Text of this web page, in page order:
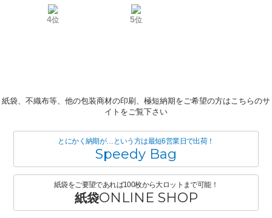
4位 5位
紙袋、不織布等、他の包装商材の印刷、極短納期をご希望の方はこちらのサ
イトをご覧下さい
とにかく納期が…という方は最短6営業日で出荷！
Speedy Bag
紙袋をご要望であれば100枚から大ロットまで可能！
紙袋ONLINE SHOP